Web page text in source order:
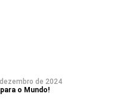
de 2024
o Mundo!